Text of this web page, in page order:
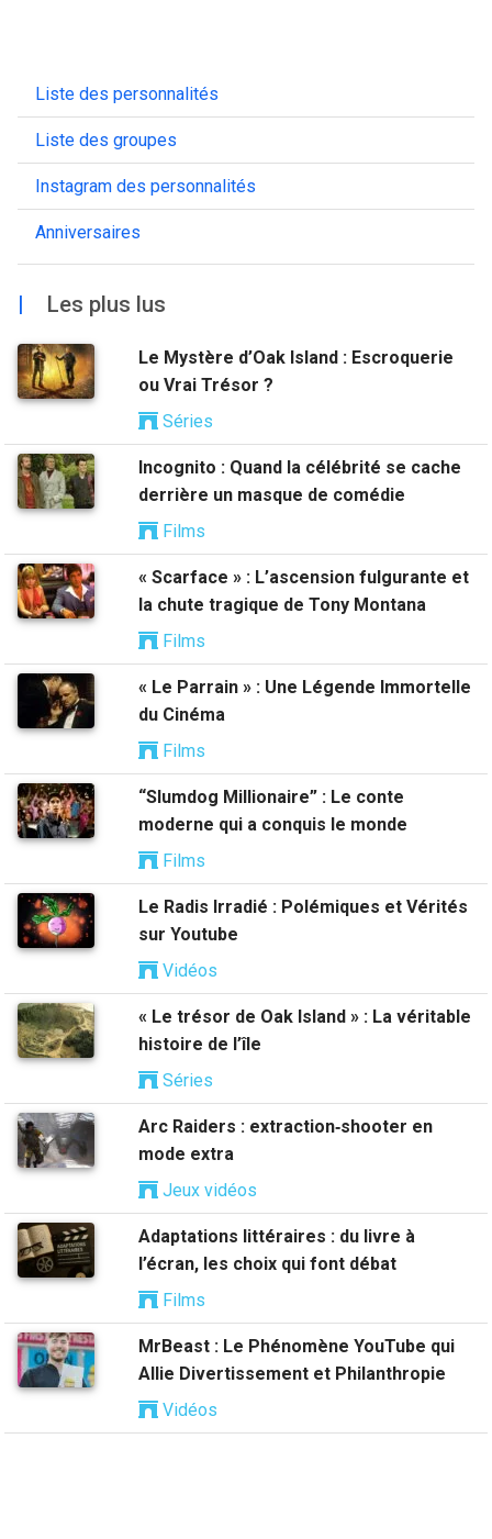
Liste des personnalités
Liste des groupes
Instagram des personnalités
Anniversaires
Les plus lus
Le Mystère d’Oak Island : Escroquerie
ou Vrai Trésor ?
Séries
Incognito : Quand la célébrité se cache
derrière un masque de comédie
Films
« Scarface » : L’ascension fulgurante et
la chute tragique de Tony Montana
Films
« Le Parrain » : Une Légende Immortelle
du Cinéma
Films
“Slumdog Millionaire” : Le conte
moderne qui a conquis le monde
Films
Le Radis Irradié : Polémiques et Vérités
sur Youtube
Vidéos
« Le trésor de Oak Island » : La véritable
histoire de l’île
Séries
Arc Raiders : extraction‑shooter en
mode extra
Jeux vidéos
Adaptations littéraires : du livre à
l’écran, les choix qui font débat
Films
MrBeast : Le Phénomène YouTube qui
Allie Divertissement et Philanthropie
Vidéos